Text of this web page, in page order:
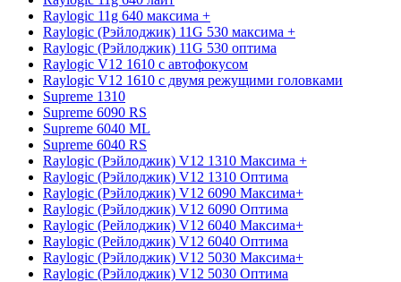
Raylogic 11g 640 максима +
Raylogic (Рэйлоджик) 11G 530 максима +
Raylogic (Рэйлоджик) 11G 530 оптима
Raylogic V12 1610 с автофокусом
Raylogic V12 1610 с двумя режущими головками
Supreme 1310
Supreme 6090 RS
Supreme 6040 ML
Supreme 6040 RS
Raylogic (Рэйлоджик) V12 1310 Максима +
Raylogic (Рэйлоджик) V12 1310 Оптима
Raylogic (Рэйлоджик) V12 6090 Максима+
Raylogic (Рэйлоджик) V12 6090 Оптима
Raylogic (Рейлоджик) V12 6040 Максима+
Raylogic (Рейлоджик) V12 6040 Оптима
Raylogic (Рэйлоджик) V12 5030 Максима+
Raylogic (Рэйлоджик) V12 5030 Оптима